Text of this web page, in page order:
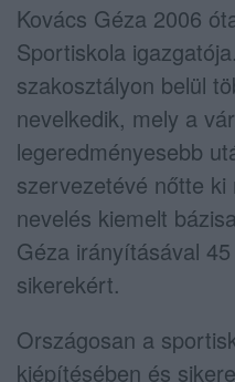
Kovács Géza 2006
Sportiskola
szakosztályon belül
nevelkedik, mely a
legeredményesebb
szervezetévé nőtte
nevelés kiemelt
Géza irányításával
sikerekért.
Országosan a
kiépítésében és